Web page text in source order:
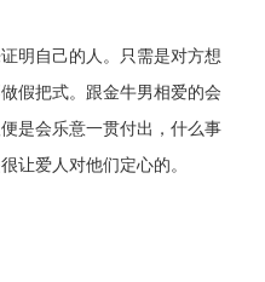
明自己的人。只需是对方想
假把式。跟金牛男相爱的会
是会乐意一贯付出，什么事
让爱人对他们定心的。